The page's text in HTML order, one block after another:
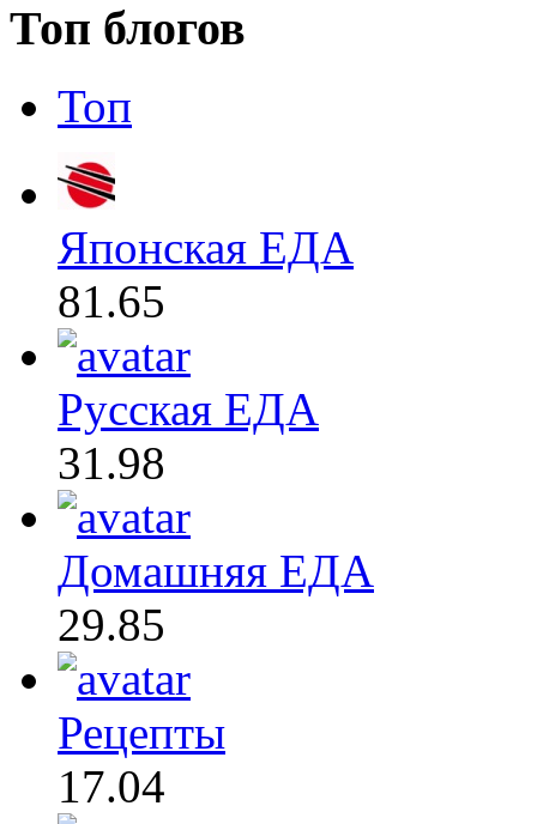
Топ блогов
Топ
Японская ЕДА
81.65
Русская ЕДА
31.98
Домашняя ЕДА
29.85
Рецепты
17.04